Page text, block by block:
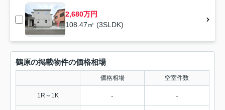
2,680万円
108.47㎡ (3SLDK)
鶴原の掲載物件の価格相場
価格相場 空室件数
1R～1K - -